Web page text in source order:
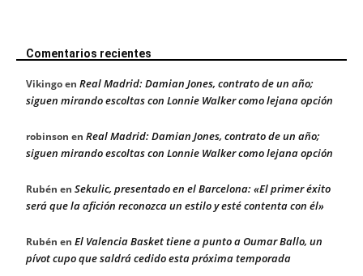
Comentarios recientes
Vikingoen Real Madrid: Damian Jones, contrato de un año;
siguen mirando escoltas con Lonnie Walker como lejana opción
robinson en Real Madrid: Damian Jones, contrato de un año;
siguen mirando escoltas con Lonnie Walker como lejana opción
Rubén en Sekulic, presentado en el Barcelona: «El primer éxito
será que la afición reconozca un estilo y esté contenta con él»
Rubén en El Valencia Basket tiene a punto a Oumar Ballo, un
pívot cupo que saldrá cedido esta próxima temporada